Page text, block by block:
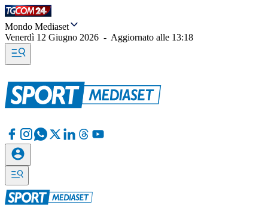
Mondo Mediaset
Venerdì 12 Giugno 2026 - Aggiornato alle 13:18